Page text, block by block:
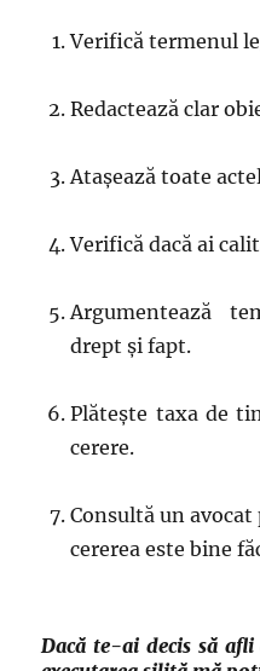
Verifică termenul
Redactează clar
Atașează toate
Verifică dacă ai
Argumentează
drept și fapt.
Plătește taxa de
cerere.
Consultă un
cererea este bine
Dacă te-ai decis să